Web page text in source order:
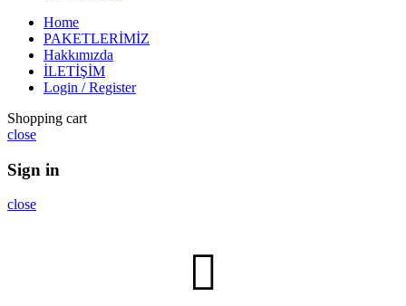
Home
PAKETLERİMİZ
Hakkımızda
İLETİŞİM
Login / Register
Shopping cart
close
Sign in
close